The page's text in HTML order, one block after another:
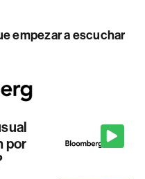
empezar a escuchar
por